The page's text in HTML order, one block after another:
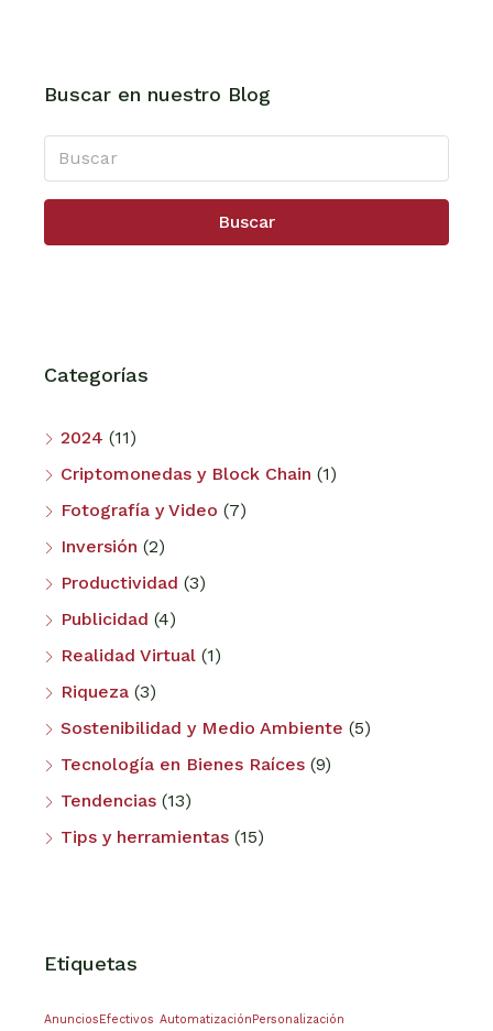
Buscar en nuestro Blog
Buscar
Categorías
2024 (11)
Criptomonedas y Block Chain (1)
Fotografía y Video (7)
Inversión (2)
Productividad (3)
Publicidad (4)
Realidad Virtual (1)
Riqueza (3)
Sostenibilidad y Medio Ambiente (5)
Tecnología en Bienes Raíces (9)
Tendencias (13)
Tips y herramientas (15)
Etiquetas
AnunciosEfectivos AutomatizaciónPersonalización